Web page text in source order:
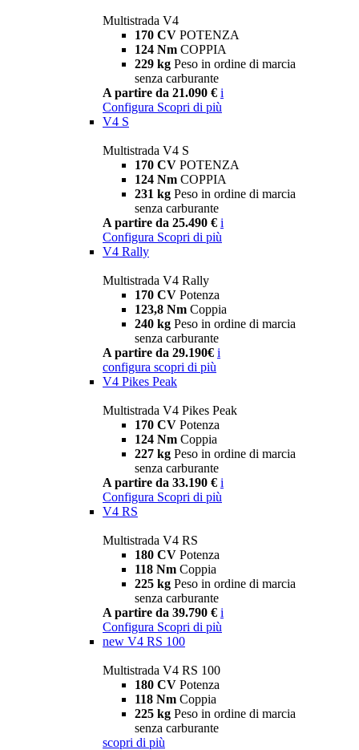
Multistrada V4
170 CV POTENZA
124 Nm COPPIA
229 kg Peso in ordine di marcia
senza carburante
A partire da 21.090 € i
Configura Scopri di più
V4 S
Multistrada V4 S
170 CV POTENZA
124 Nm COPPIA
231 kg Peso in ordine di marcia
senza carburante
A partire da 25.490 € i
Configura Scopri di più
V4 Rally
Multistrada V4 Rally
170 CV Potenza
123,8 Nm Coppia
240 kg Peso in ordine di marcia
senza carburante
A partire da 29.190€ i
configura scopri di più
V4 Pikes Peak
Multistrada V4 Pikes Peak
170 CV Potenza
124 Nm Coppia
227 kg Peso in ordine di marcia
senza carburante
A partire da 33.190 € i
Configura Scopri di più
V4 RS
Multistrada V4 RS
180 CV Potenza
118 Nm Coppia
225 kg Peso in ordine di marcia
senza carburante
A partire da 39.790 € i
Configura Scopri di più
new V4 RS 100
Multistrada V4 RS 100
180 CV Potenza
118 Nm Coppia
225 kg Peso in ordine di marcia
senza carburante
scopri di più